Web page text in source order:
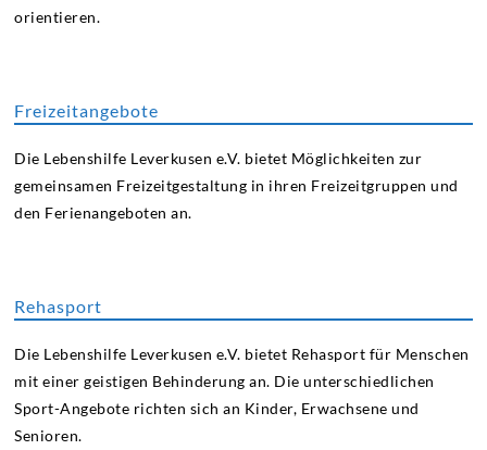
orientieren.
Freizeitangebote
Die Lebenshilfe Leverkusen e.V. bietet Möglichkeiten zur
gemeinsamen Freizeitgestaltung in ihren Freizeitgruppen und
den Ferienangeboten an.
Rehasport
Die Lebenshilfe Leverkusen e.V. bietet Rehasport für Menschen
mit einer geistigen Behinderung an. Die unterschiedlichen
Sport-Angebote richten sich an Kinder, Erwachsene und
Senioren.